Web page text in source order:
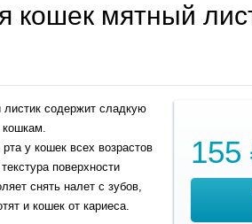
кошек мятный
155
содержит сладкую
кошкам.
у кошек всех возрастов
поверхности
снять налет с зубов,
и кошек от кариеса.